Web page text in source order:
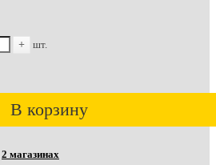
+ шт.
В корзину
2 магазинах